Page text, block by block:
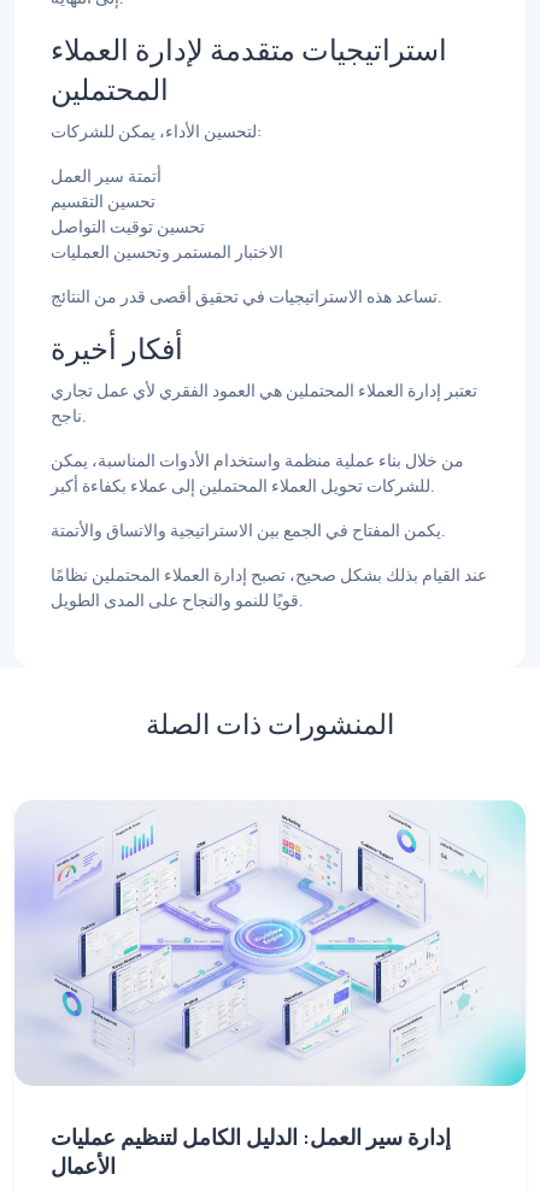
استراتيجيات متقدمة لإدارة العملاء
المحتملين
لتحسين الأداء، يمكن للشركات:
أتمتة سير العمل
تحسين التقسيم
تحسين توقيت التواصل
الاختبار المستمر وتحسين العمليات
تساعد هذه الاستراتيجيات في تحقيق أقصى قدر من النتائج.
أفكار أخيرة
تعتبر إدارة العملاء المحتملين هي العمود الفقري لأي عمل تجاري
ناجح.
من خلال بناء عملية منظمة واستخدام الأدوات المناسبة، يمكن
للشركات تحويل العملاء المحتملين إلى عملاء بكفاءة أكبر.
يكمن المفتاح في الجمع بين الاستراتيجية والاتساق والأتمتة.
عند القيام بذلك بشكل صحيح، تصبح إدارة العملاء المحتملين نظامًا
قويًا للنمو والنجاح على المدى الطويل.
المنشورات ذات الصلة
إدارة سير العمل: الدليل الكامل لتنظيم عمليات
الأعمال